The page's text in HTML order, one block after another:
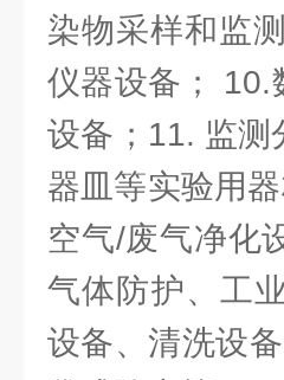
染物采样和监
仪器设备； 10.
设备；11. 监测
器皿等实验用
空气/废气净化
气体防护、工
设备、清洗设